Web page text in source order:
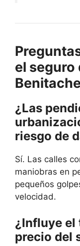
el seguro
¿Las
riesgo de
Sí. Las calles
maniobras en
pequeños
velocidad.
¿Influye
precio del